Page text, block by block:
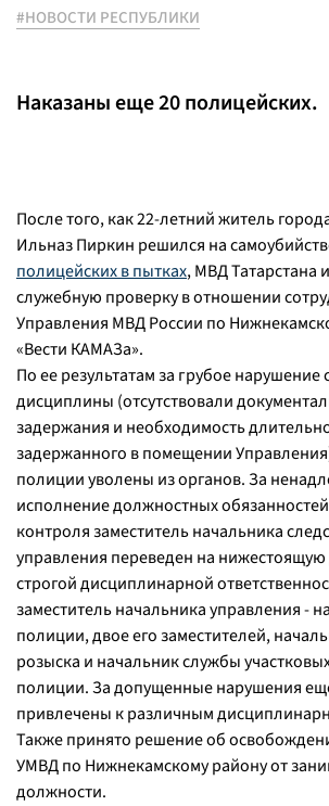
#НОВОСТИ РЕСПУБЛИКИ
Наказаны еще 20 полицейских.
После того, как 22-летний житель
Ильназ Пиркин решился на
полицейских в пытках, МВД Татарстана
служебную проверку в отношении
Управления МВД России по
«Вести КАМАЗа».
По ее результатам за грубое нарушение
дисциплины (отсутствовали
задержания и необходимость
задержанного в помещении
полиции уволены из органов. За
исполнение должностных
контроля заместитель начальника
управления переведен на
строгой дисциплинарной
заместитель начальника управления -
полиции, двое его заместителей,
розыска и начальник службы
полиции. За допущенные нарушения
привлечены к различным
Также принято решение об
УМВД по Нижнекамскому району от
должности.